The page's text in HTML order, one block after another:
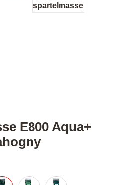
E800 Aqua+